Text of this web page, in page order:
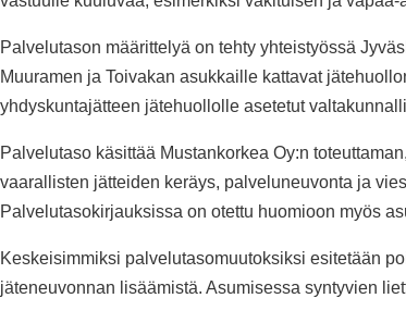
Palvelutason määrittelyä on tehty yhteistyössä
Muuramen ja Toivakan asukkaille kattavat
yhdyskuntajätteen jätehuollolle asetetut
Palvelutaso käsittää Mustankorkea Oy:n
vaarallisten jätteiden keräys, palveluneuvonta ja
Palvelutasokirjauksissa on otettu huomioon myös
Keskeisimmiksi palvelutasomuutoksiksi esitetään
jäteneuvonnan lisäämistä. Asumisessa syntyvien